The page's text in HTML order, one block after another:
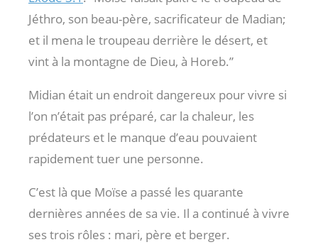
Jéthro, son beau-père, sacrificateur de Madian;
et il mena le troupeau derrière le désert, et
vint à la montagne de Dieu, à Horeb.”
Midian était un endroit dangereux pour vivre si
l’on n’était pas préparé, car la chaleur, les
prédateurs et le manque d’eau pouvaient
rapidement tuer une personne.
C’est là que Moïse a passé les quarante
dernières années de sa vie. Il a continué à vivre
ses trois rôles : mari, père et berger.